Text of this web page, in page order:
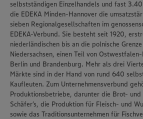
selbstständigen Einzelhandels und fast
die EDEKA Minden-Hannover die
sieben Regionalgesellschaften im
EDEKA-Verbund. Sie besteht seit 1920,
niederländischen bis an die polnische
Niedersachsen, einen Teil von
Berlin und Brandenburg. Mehr als drei
Märkte sind in der Hand von rund 640
Kaufleuten. Zum Unternehmensverbund
Produktionsbetriebe, darunter die Brot-
Schäfer’s, die Produktion für Fleisch- und
sowie das Traditionsunternehmen für